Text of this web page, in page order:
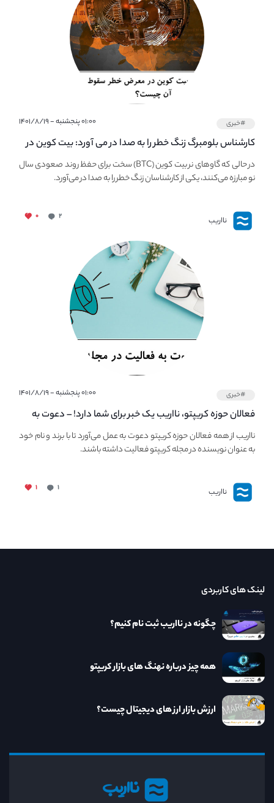
#خبری ۰۱:۰۰ پنجشنبه - ۱۴۰۱/۸/۱۹
کارشناس بلومبرگ زنگ خطر را به صدا در می آورد: بیت کوین در
معرض خطر سقوط بزرگ است - دلیل آن چیست؟در حالی که گاوهای نر بیت کوین (BTC) سخت برای حفظ روند صعودی سال
نو مبارزه می‌کنند، یکی از کارشناسان زنگ خطر را به صدا در می‌آورد.
نااریب ۲ ۰
#خبری ۰۱:۰۰ پنجشنبه - ۱۴۰۱/۸/۱۹
فعالان حوزه کریپتو، نااریب یک خبر برای شما دارد! – دعوت به
فعالیت در مجله کریپتو
نااریب از همه فعالان حوزه کریپتو دعوت به عمل می‌آورد تا با برند و نام خود
به عنوان نویسنده در مجله کریپتو فعالیت داشته باشند.
نااریب ۱ ۱
نااریب
لینک های کاربردی
چگونه در نااریب ثبت نام کنیم؟
همه چیز درباره نهنگ های بازار کریپتو
ارزش بازار ارز های دیجیتال چیست؟